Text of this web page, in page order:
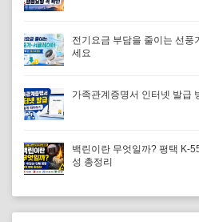
전기요금 부담을 줄이는 선풍
세요
가족관계증명서 인터넷 발급
백린이란 무엇일까? 평택 K-
성 총정리